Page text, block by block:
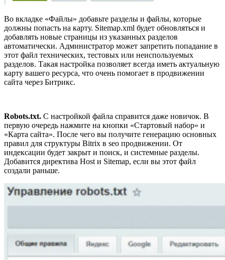
Во вкладке «Файлы» добавьте разделы и файлы, которые
должны попасть на карту. Sitemap.xml будет обновляться и
добавлять новые страницы из указанных разделов
автоматически. Администратор может запретить попадание в
этот файл технических, тестовых или неиспользуемых
разделов. Такая настройка позволяет всегда иметь актуальную
карту вашего ресурса, что очень помогает в продвижении
сайта через Битрикс.
Robots.txt. С настройкой файла справится даже новичок. В
первую очередь нажмите на кнопки «Стартовый набор» и
«Карта сайта». После чего вы получите генерацию основных
правил для структуры Bitrix в seo продвижении. От
индексации будет закрыт и поиск, и системные разделы.
Добавится директива Host и Sitemap, если вы этот файл
создали раньше.